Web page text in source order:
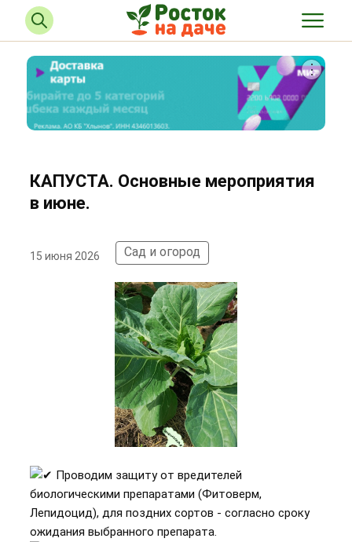
КАПУСТА. Основные мероприятия
в июне.
15 июня 2026 Сад и огород
Проводим защиту от вредителей
биологическими препаратами (Фитоверм,
Лепидоцид), для поздних сортов - согласно сроку
ожидания выбранного препарата.